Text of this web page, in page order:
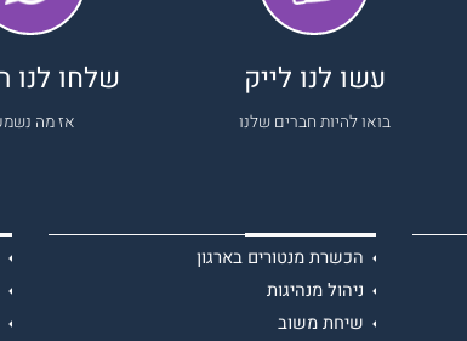
עשו לנו לייק
בואו להיות חברים שלנו
שלחו לנו
אז מה
הכשרת מנטורים בארגון
ניהול מנהיגות
שיחת משוב